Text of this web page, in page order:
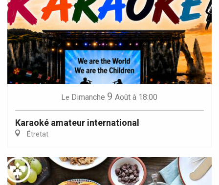
Le Dimanche 9 Août à 18:00
Karaoké amateur international
Étretat